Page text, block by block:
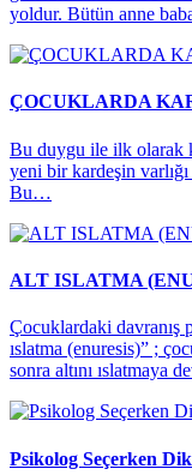
yoldur. Bütün anne
ÇOCUKLARDA
Bu duygu ile ilk olarak
yeni bir kardeşin
Bu…
ALT ISLATMA
Çocuklardaki davranış
ıslatma (enuresis)” ;
sonra altını ıslatmaya
Psikolog Seçerken